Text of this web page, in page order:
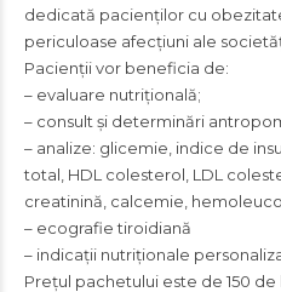
dedicată pacienților cu
periculoase afecțiuni ale
Pacienții vor beneficia de:
– evaluare nutrițională;
– consult și determinări
– analize: glicemie, indice de
total, HDL colesterol, LDL
creatinină, calcemie,
– ecografie tiroidiană
– indicații nutriționale
Prețul pachetului este de 150